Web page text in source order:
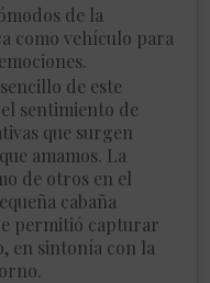
de la
como vehículo para
de este
sentimiento de
que surgen
amamos. La
de otros en el
cabaña
permitió capturar
en sintonía con la